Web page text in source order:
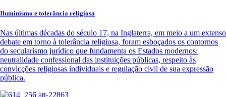
Iluminismo e tolerância religiosa
Nas últimas décadas do século 17, na Inglaterra, em meio a um extenso
debate em torno à tolerância religiosa, foram esboçados os contornos
do secularismo jurídico que fundamenta os Estados modernos:
neutralidade confessional das instituições públicas, respeito às
convicções religiosas individuais e regulação civil de sua expressão
pública.